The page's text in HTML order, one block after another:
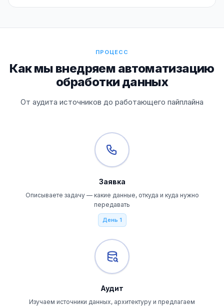
ПРОЦЕСС
Как мы внедряем автоматизацию
обработки данных
От аудита источников до работающего пайплайна
Заявка
Описываете задачу — какие данные, откуда и куда нужно
передавать
День 1
Аудит
Изучаем источники данных, архитектуру и предлагаем